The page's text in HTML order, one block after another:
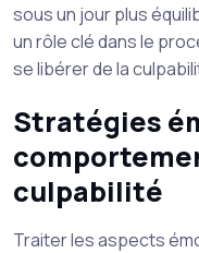
sous un jour plus
un rôle clé dans le
se libérer de la
Stratégies
culpabilité
Traiter les aspects